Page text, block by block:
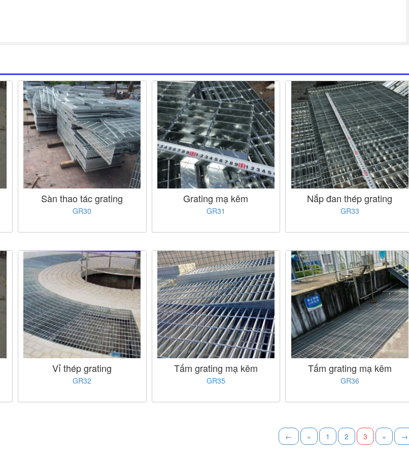
Sàn thao tác grating
GR30
Grating mạ kẽm
GR31
Nắp đan thép grating
GR33
Vỉ thép grating
GR32
Tấm grating mạ kẽm
GR35
Tấm grating mạ kẽm
GR36
← « 1 2 3 » →